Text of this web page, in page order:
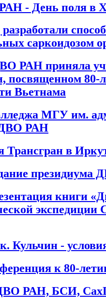
- День поля в
способ
саркоидозом
РАН приняла
посвященном 80-
Вьетнама
МГУ им.
РАН
Трансгран в
президиума
книги
экспедиции
Кульчин -
к 80-
РАН, БСИ,